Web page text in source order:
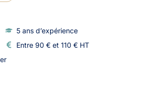
5 ans d’expérience
Entre 90 € et 110 € HT